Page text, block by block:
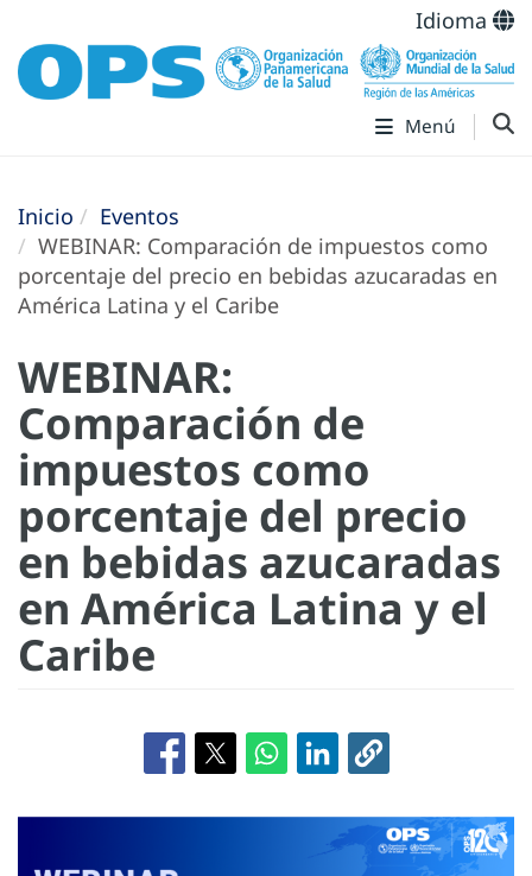
Idioma
Menú
Inicio
Eventos
WEBINAR: Comparación de impuestos como
porcentaje del precio en bebidas azucaradas en
América Latina y el Caribe
WEBINAR:
Comparación de
impuestos como
porcentaje del precio
en bebidas azucaradas
en América Latina y el
Caribe